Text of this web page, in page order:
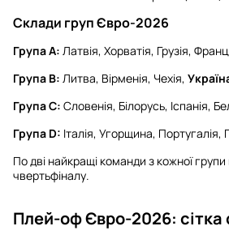
Склади груп Євро-2026
Група А: Латвія, Хорватія, Грузія,
Група В: Литва, Вірменія, Чехія,
Група С: Словенія, Білорусь, Іспанія,
Група D: Італія, Угорщина, Португалія,
По дві найкращі команди з кожної
чвертьфіналу.
Плей-оф Євро-2026: сітка